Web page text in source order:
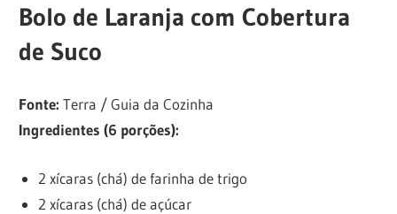
Bolo de Laranja com Cobertura
de Suco
Fonte: Terra / Guia da Cozinha
Ingredientes (6 porções):
2 xícaras (chá) de farinha de trigo
2 xícaras (chá) de açúcar